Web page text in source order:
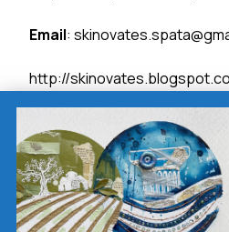
Email:
http://
https://www.facebook.com/
Παμμεσογειακή